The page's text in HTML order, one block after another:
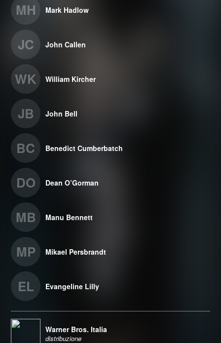
MH Mark Hadlow
JC John Callen
WK William Kircher
JB John Bell
BC Benedict Cumberbatch
DO Dean O’Gorman
MB Manu Bennett
MP Mikael Persbrandt
EL Evangeline Lilly
Warner Bros. Italia
distribuzione